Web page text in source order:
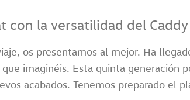
con la versatilidad del Caddy
os presentamos al mejor. Ha
imaginéis. Esta quinta generación
acabados. Tenemos preparado el